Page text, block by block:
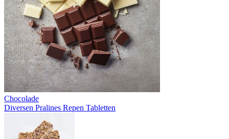
Chocolade
Diversen Pralines Repen Tabletten